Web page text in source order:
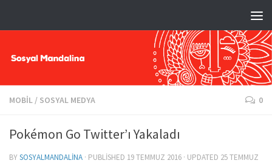
MOBIL / SOSYAL MEDYA 0
Pokémon Go Twitter’ı Yakaladı
BYSOSYALMANDALINA · PUBLISHED 19 TEMMUZ 2016 · UPDATED 25 TEMMUZ